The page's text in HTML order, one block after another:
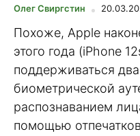
Олег Свиргстин
Похоже, Apple
этого года (iPhone
поддерживаться
биометрической
распознаванием
помощью